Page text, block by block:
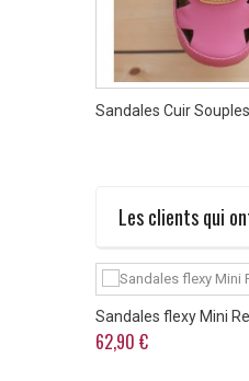
Sandales Cuir
Les clients qui
Sandales flexy Mini
62,90 €